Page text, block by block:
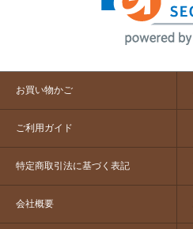
お買い物かご
ご利用ガイド
特定商取引法に基づく表記
会社概要